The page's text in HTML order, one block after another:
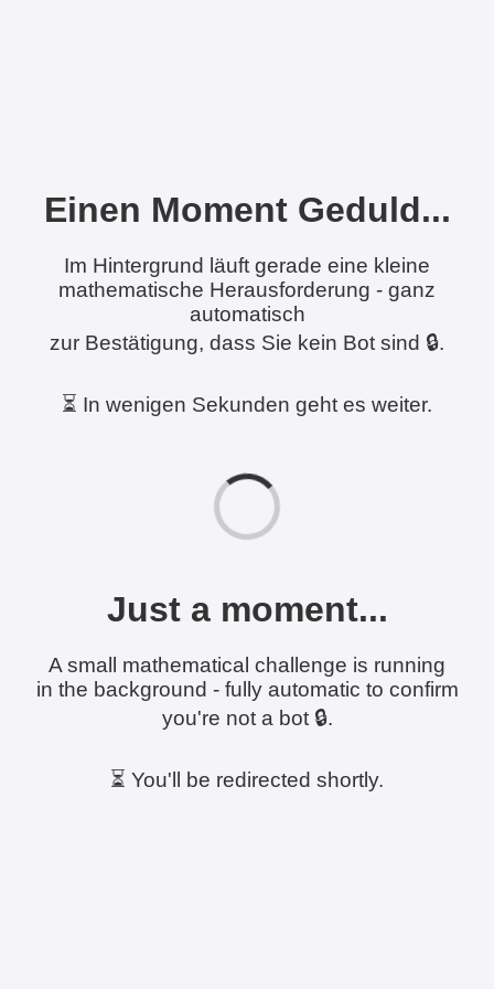
Einen Moment Geduld...
Im Hintergrund läuft gerade eine kleine
mathematische Herausforderung - ganz
automatisch
zur Bestätigung, dass Sie kein Bot sind 🔒.
⏳ In wenigen Sekunden geht es weiter.
Just a moment...
A small mathematical challenge is running
in the background - fully automatic to confirm
you're not a bot 🔒.
⏳ You'll be redirected shortly.